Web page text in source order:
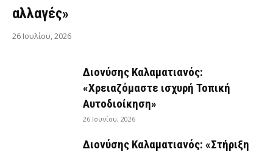
αλλαγές»
26 Ιουλίου, 2026
Διονύσης Καλαματιανός:
«Χρειαζόμαστε ισχυρή Τοπική
Αυτοδιοίκηση»
26 Ιουνίου, 2026
Διονύσης Καλαματιανός: «Στήριξη